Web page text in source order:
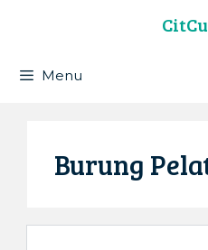
Menu
Burung